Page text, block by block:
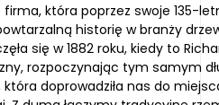
firma, która poprzez swoje 135-
historię w branży
się w 1882 roku, kiedy to
rozpoczynając tym samym
doprowadziła nas do